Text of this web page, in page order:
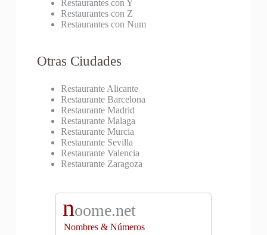
Restaurantes con Y
Restaurantes con Z
Restaurantes con Num
Otras Ciudades
Restaurante Alicante
Restaurante Barcelona
Restaurante Madrid
Restaurante Malaga
Restaurante Murcia
Restaurante Sevilla
Restaurante Valencia
Restaurante Zaragoza
noome.net
Nombres & Números